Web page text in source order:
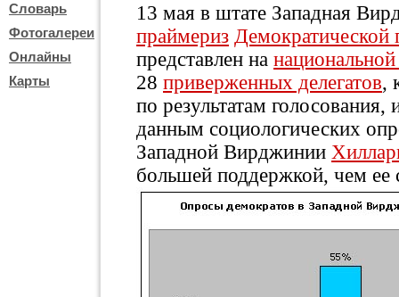
Словарь
Фотогалереи
Онлайны
Карты
13 мая в штате Западная
праймериз Демократической
представлен на
28 приверженных делегатов,
по результатам голосования,
данным социологических
Западной Вирджинии
большей поддержкой, чем ее